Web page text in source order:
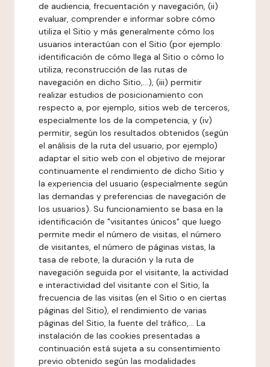
de audiencia, frecuentación y navegación, (ii)
evaluar, comprender e informar sobre cómo
utiliza el Sitio y más generalmente cómo los
usuarios interactúan con el Sitio (por ejemplo:
identificación de cómo llega al Sitio o cómo lo
utiliza, reconstrucción de las rutas de
navegación en dicho Sitio,...), (iii) permitir
realizar estudios de posicionamiento con
respecto a, por ejemplo, sitios web de terceros,
especialmente los de la competencia, y (iv)
permitir, según los resultados obtenidos (según
el análisis de la ruta del usuario, por ejemplo)
adaptar el sitio web con el objetivo de mejorar
continuamente el rendimiento de dicho Sitio y
la experiencia del usuario (especialmente según
las demandas y preferencias de navegación de
los usuarios). Su funcionamiento se basa en la
identificación de "visitantes únicos" que luego
permite medir el número de visitas, el número
de visitantes, el número de páginas vistas, la
tasa de rebote, la duración y la ruta de
navegación seguida por el visitante, la actividad
e interactividad del visitante con el Sitio, la
frecuencia de las visitas (en el Sitio o en ciertas
páginas del Sitio), el rendimiento de varias
páginas del Sitio, la fuente del tráfico,... La
instalación de las cookies presentadas a
continuación está sujeta a su consentimiento
previo obtenido según las modalidades